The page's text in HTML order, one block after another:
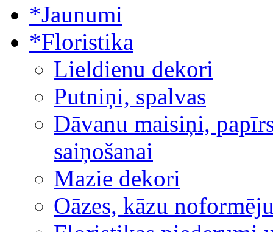
*Jaunumi
*Floristika
Lieldienu dekori
Putniņi, spalvas
Dāvanu maisiņi,
saiņošanai
Mazie dekori
Oāzes, kāzu